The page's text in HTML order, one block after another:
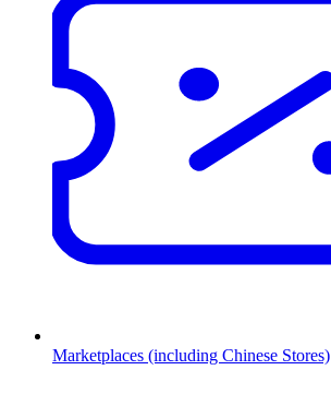
Marketplaces (including Chinese Stores)